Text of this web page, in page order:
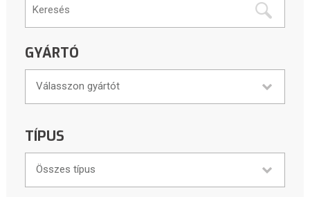
GYÁRTÓ
Válasszon gyártót
TÍPUS
Összes típus